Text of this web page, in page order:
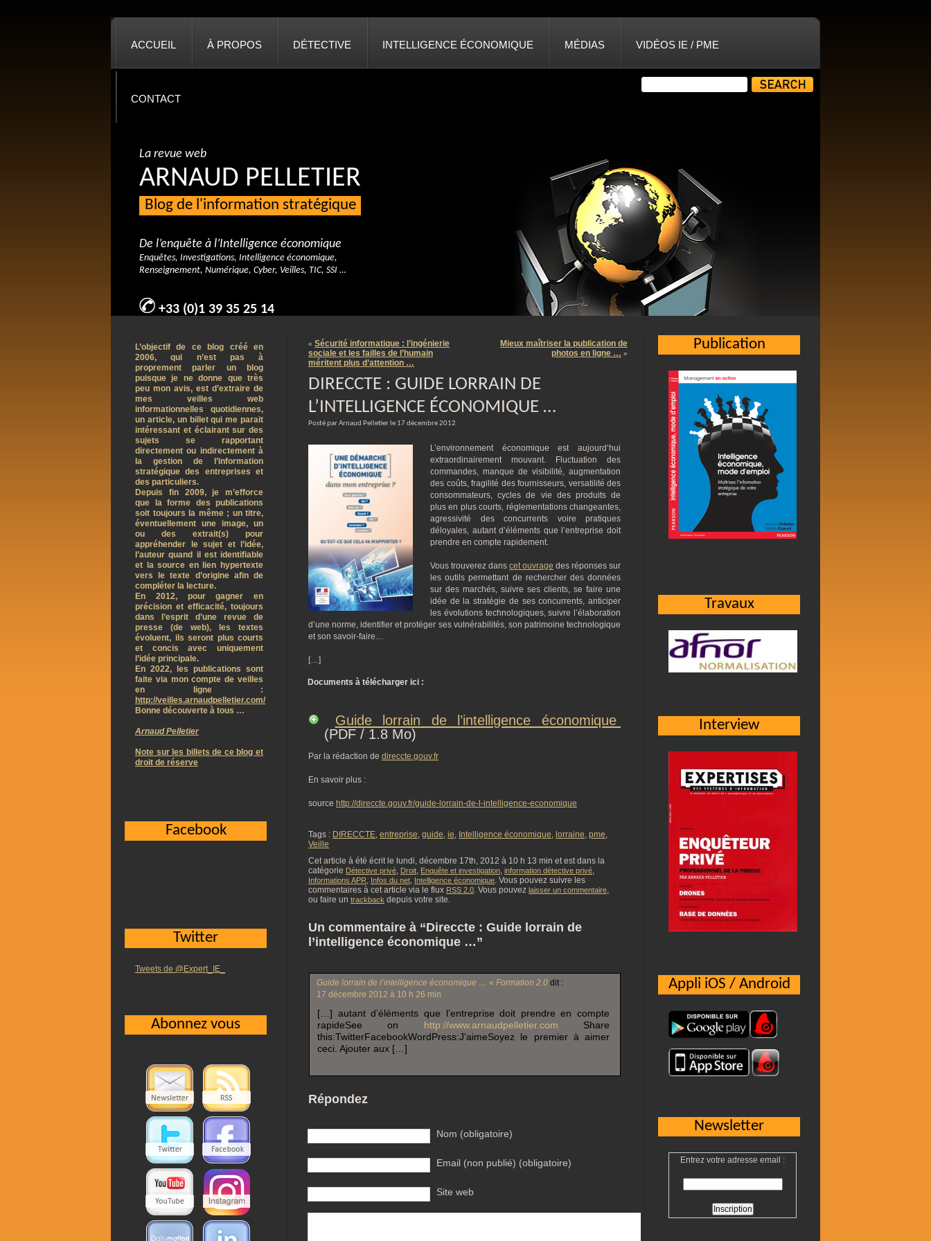
ACCUEIL À PROPOS DÉTECTIVE INTELLIGENCE ÉCONOMIQUE MÉDIAS VIDÉOS IE / PME
CONTACT
La revue web
ARNAUD PELLETIER
Blog de l'information stratégique
De l’enquête à l’Intelligence économique
Enquêtes, Investigations, Intelligence économique,
Renseignement, Numérique, Cyber, Veilles, TIC, SSI …
+33 (0)1 39 35 25 14
« Sécurité informatique : l’ingénierie
sociale et les failles de l’humain
méritent plus d’attention …
Mieux maîtriser la publication de
photos en ligne … »
DIRECCTE : GUIDE LORRAIN DE
L’INTELLIGENCE ÉCONOMIQUE …
Posté par Arnaud Pelletier le 17 décembre 2012
L’environnement économique est aujourd’hui
extraordinairement mouvant. Fluctuation des
commandes, manque de visibilité, augmentation
des coûts, fragilité des fournisseurs, versatilité des
consommateurs, cycles de vie des produits de
plus en plus courts, réglementations changeantes,
agressivité des concurrents voire pratiques
déloyales, autant d’éléments que l’entreprise doit
prendre en compte rapidement.
Vous trouverez dans cet ouvrage des réponses sur
les outils permettant de rechercher des données
sur des marchés, suivre ses clients, se faire une
idée de la stratégie de ses concurrents, anticiper
les évolutions technologiques, suivre l’élaboration
d’une norme, identifier et protéger ses vulnérabilités, son patrimoine technologique
et son savoir-faire…
[…]
Documents à télécharger ici :
Guide lorrain de l’intelligence économique
(PDF / 1.8 Mo)
Par la rédaction de direccte.gouv.fr
En savoir plus :
source http://direccte.gouv.fr/guide-lorrain-de-l-intelligence-economique
Tags : DIRECCTE, entreprise, guide, ie, Intelligence économique, lorraine, pme,
Veille
Cet article à été écrit le lundi, décembre 17th, 2012 à 10 h 13 min et est dans la
catégorie Détective privé, Droit, Enquête et investigation, information détective privé,
Informations APR, Infos du net, Intelligence économique. Vous pouvez suivre les
commentaires à cet article via le flux RSS 2.0. Vous pouvez laisser un commentaire,
ou faire un trackback depuis votre site.
Un commentaire à “Direccte : Guide lorrain de
l’intelligence économique …”
Guide lorrain de l’intelligence économique … « Formation 2.0 dit :
17 décembre 2012 à 10 h 26 min
[…] autant d’éléments que l’entreprise doit prendre en compte
rapideSee on http://www.arnaudpelletier.com Share
this:TwitterFacebookWordPress:J'aimeSoyez le premier à aimer
ceci. Ajouter aux […]
Répondez
Nom (obligatoire)
Email (non publié) (obligatoire)
Site web
Publication
Travaux
Interview
Appli iOS / Android
Newsletter
Entrez votre adresse email :
L’objectif de ce blog créé en
2006, qui n’est pas à
proprement parler un blog
puisque je ne donne que très
peu mon avis, est d’extraire de
mes veilles web
informationnelles quotidiennes,
un article, un billet qui me parait
intéressant et éclairant sur des
sujets se rapportant
directement ou indirectement à
la gestion de l’information
stratégique des entreprises et
des particuliers.
Depuis fin 2009, je m’efforce
que la forme des publications
soit toujours la même ; un titre,
éventuellement une image, un
ou des extrait(s) pour
appréhender le sujet et l’idée,
l’auteur quand il est identifiable
et la source en lien hypertexte
vers le texte d’origine afin de
compléter la lecture.
En 2012, pour gagner en
précision et efficacité, toujours
dans l’esprit d’une revue de
presse (de web), les textes
évoluent, ils seront plus courts
et concis avec uniquement
l’idée principale.
En 2022, les publications sont
faite via mon compte de veilles
en ligne :
http://veilles.arnaudpelletier.com/
Bonne découverte à tous …
Arnaud Pelletier
Note sur les billets de ce blog et
droit de réserve
Facebook
Twitter
Tweets de @Expert_IE_
Abonnez vous